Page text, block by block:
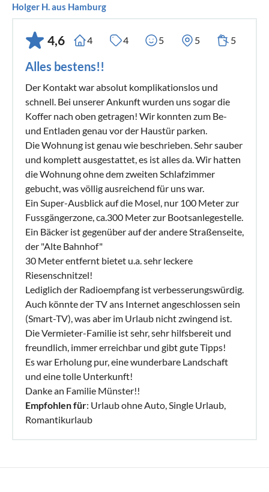
Holger H. aus Hamburg
4,6 4 4 5 5 5
Alles bestens!!
Der Kontakt war absolut komplikationslos und
schnell. Bei unserer Ankunft wurden uns sogar die
Koffer nach oben getragen! Wir konnten zum Be-
und Entladen genau vor der Haustür parken.
Die Wohnung ist genau wie beschrieben. Sehr sauber
und komplett ausgestattet, es ist alles da. Wir hatten
die Wohnung ohne dem zweiten Schlafzimmer
gebucht, was völlig ausreichend für uns war.
Ein Super-Ausblick auf die Mosel, nur 100 Meter zur
Fussgängerzone, ca.300 Meter zur Bootsanlegestelle.
Ein Bäcker ist gegenüber auf der andere Straßenseite,
der "Alte Bahnhof"
30 Meter entfernt bietet u.a. sehr leckere
Riesenschnitzel!
Lediglich der Radioempfang ist verbesserungswürdig.
Auch könnte der TV ans Internet angeschlossen sein
(Smart-TV), was aber im Urlaub nicht zwingend ist.
Die Vermieter-Familie ist sehr, sehr hilfsbereit und
freundlich, immer erreichbar und gibt gute Tipps!
Es war Erholung pur, eine wunderbare Landschaft
und eine tolle Unterkunft!
Danke an Familie Münster!!
Empfohlen für: Urlaub ohne Auto, Single Urlaub,
Romantikurlaub